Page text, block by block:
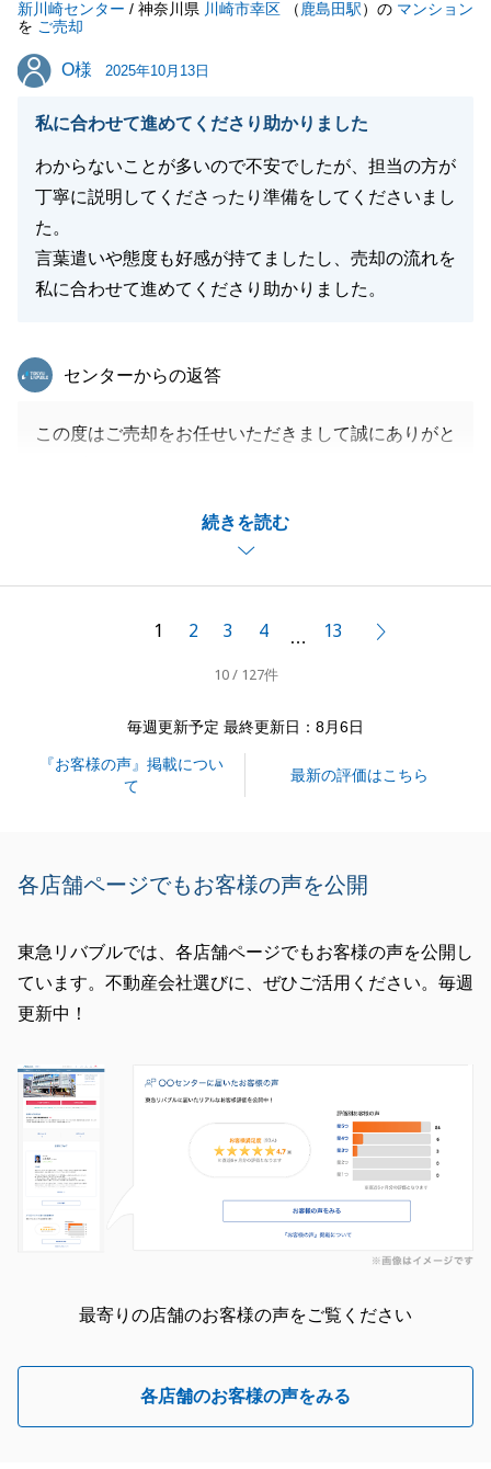
閉じる
新川崎センター / 神奈川県 川崎市幸区 （ 鹿島田駅）の マンション
を ご売却
O様
O様 2025年10月13日
私に合わせて進めてくださり助かりました
わからないことが多いので不安でしたが、担当の方が
丁寧に説明してくださったり準備をしてくださいまし
た。
言葉遣いや態度も好感が持てましたし、売却の流れを
私に合わせて進めてくださり助かりました。
続きを読む
東急リバブル
センターからの返答
この度はご売却をお任せいただきまして誠にありがと
面もあったかと思いますが、O様のお力添えのおかげ
で無事にお引き渡しを迎えることが出来ました。
O様のお引っ越し先でのご生活が、これまでよりもさ
1 2 3 4 … 13
10 / 127件
毎週更新予定 最終更新日：8月6日
『お客様の声』掲載につい
て
最新の評価はこちら
各店舗ページでもお客様の声を公開
東急リバブルでは、各店舗ページでもお客様の声を公開し
ています。不動産会社選びに、ぜひご活用ください。毎週
更新中！
最寄りの店舗のお客様の声をご覧ください
各店舗のお客様の声をみる